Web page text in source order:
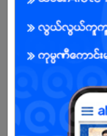
ကျွန်ုပ်တို့၏ အတွေ့အကြုံရှိသ
ပူးပေါင်းဆောင်ရွက်မှုက
ဝန်ဆောင်မှုဖြင့် ဖြန့်ဖ
များ၏ ယုံကြည်မှုကို ဆ
R.Oasis Limited သ
ကုမ္ပဏီတစ်ခုဖြစ်ပြီး
အတွေ့အကြုံများရရှိက
ပေးလျက်ရှိပါသည်။